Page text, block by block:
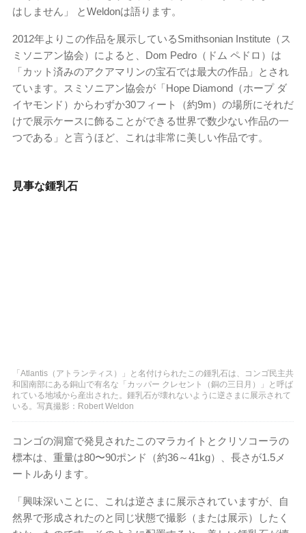
はしません」 とWeldonは語ります。
2012年よりこの作品を展示しているSmithsonian Institute（ス
ミソニアン協会）によると、Dom Pedro（ドム ペドロ）は
「カット済みのアクアマリンの宝石では最大の作品」とされ
ています。スミソニアン協会が「Hope Diamond（ホープ ダ
イヤモンド）からわずか30フィート（約9m）の場所にそれだ
けで展示ケースに飾ることができる世界で数少ない作品の一
つである」と言うほど、これは非常に美しい作品です。
見事な鍾乳石
「Atlantis（アトランティス）」と名付けられたこの鍾乳石は、コンゴ民主共
和国南部にある銅山で有名な「カッパー クレセント（銅の三日月）」と呼ば
れている地域から産出された。鍾乳石が壊れないように逆さまに展示されて
いる。写真撮影：Robert Weldon
コンゴの洞窟で発見されたこのマラカイトとクリソコーラの
標本は、重量は80〜90ポンド（約36～41kg）、長さが1.5メ
ートルあります。
「興味深いことに、これは逆さまに展示されていますが、自
然界で形成されたのと同じ状態で撮影（または展示）したく